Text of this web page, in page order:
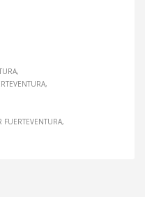
FUERTEVENTURA